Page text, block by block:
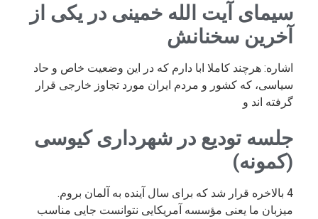
سیمای آیت الله خمینی در یکی از
آخرین سخنانش
اشاره: هرچند کاملا ابا دارم که در این وضعیت خاص و حاد
سیاسی، که کشور و مردم ایران مورد تجاوز خارجی قرار
گرفته اند و
جلسه تودیع در شهرداری کیوسی
(کمونه)
4 بالاخره قرار شد که برای سال آینده به آلمان بروم.
میزبان ما یعنی مؤسسه آمریکایی نتوانست جایی مناسب